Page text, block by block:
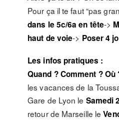
Pour ça il te faut “pas
dans le 5c/6a en tête->
haut de voie-> Poser 4
Les infos pratiques :
Quand ? Comment ? Où
les vacances de la
Gare de Lyon le Samedi
retour de Marseille le